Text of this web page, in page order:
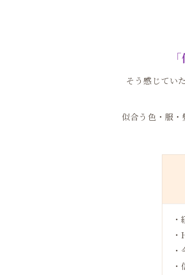
そう感じてい
似合う色・服